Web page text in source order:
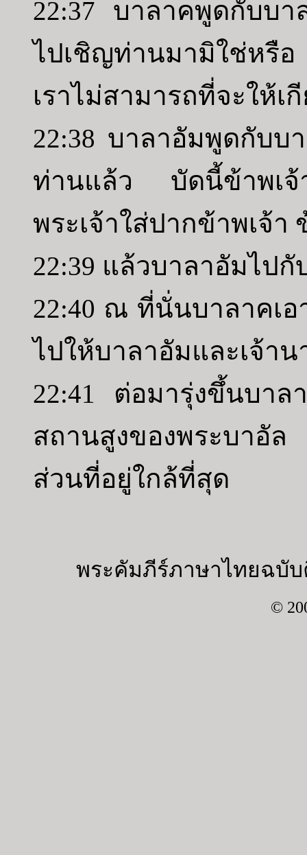
22:37 บาลาคพูดกับบา
ไปเชิญท่านมามิใช่หรือ
เราไม่สามารถที่จะให้เ
22:38 บาลาอัมพูดกับบ
ท่านแล้ว บัดนี้ข้าพเจ้
พระเจ้าใส่ปากข้าพเจ้า
22:39 แล้วบาลาอัมไป
22:40 ณ ที่นั่นบาลาคเ
ไปให้บาลาอัมและเจ้า
22:41 ต่อมารุ่งขึ้นบาล
สถานสูงของพระบาอั
ส่วนที่อยู่ใกล้ที่สุด
พระคัมภีร์ภาษาไทยฉบับ
©